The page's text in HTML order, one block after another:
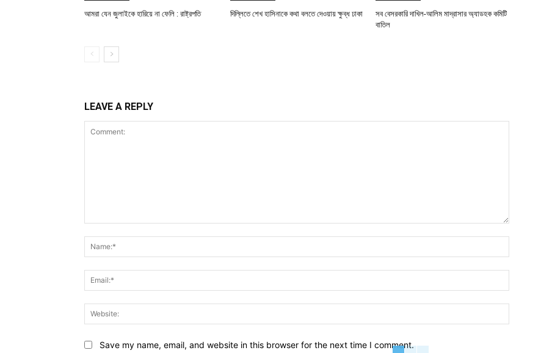
আমরা যেন জুলাইকে হারিয়ে না ফেলি : রাষ্ট্রপতি দিল্লিতে শেখ হাসিনাকে কথা বলতে দেওয়ায় ক্ষুব্ধ ঢাকা
সব বেসরকারি দাখিল-আলিম মাদ্রাসার অ্যাডহক কমিটি
বাতিল
LEAVE A REPLY
Save my name, email, and website in this browser for the next time I comment.